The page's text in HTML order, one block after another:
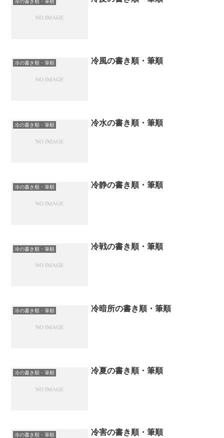
冷の書き順・筆順
冷の書き順・筆順 冷風の書き順・筆順
冷の書き順・筆順 冷水の書き順・筆順
冷の書き順・筆順 冷静の書き順・筆順
冷の書き順・筆順 冷戦の書き順・筆順
冷の書き順・筆順 冷暗所の書き順・筆順
冷の書き順・筆順 冷夏の書き順・筆順
冷の書き順・筆順 冷害の書き順・筆順